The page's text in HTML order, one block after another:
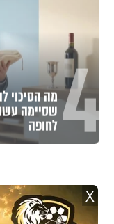
4 שסיימה
לחופה
מדוע האמונה נמשלה
X